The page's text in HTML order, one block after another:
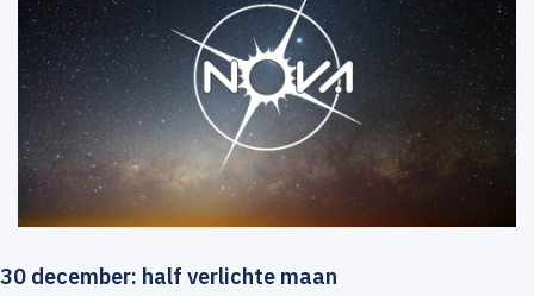
30 december: half verlichte maan